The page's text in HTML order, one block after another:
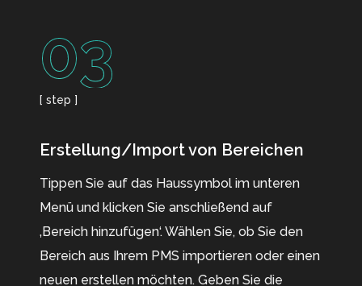
03
[ step ]
Erstellung/Import von Bereichen
Tippen Sie auf das Haussymbol im unteren
Menü und klicken Sie anschließend auf
‚Bereich hinzufügen‘. Wählen Sie, ob Sie den
Bereich aus Ihrem PMS importieren oder einen
neuen erstellen möchten. Geben Sie die